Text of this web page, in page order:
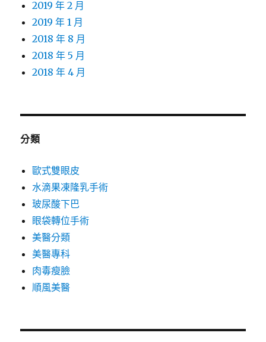
2019 年 2 月
2019 年 1 月
2018 年 8 月
2018 年 5 月
2018 年 4 月
分類
歐式雙眼皮
水滴果凍隆乳手術
玻尿酸下巴
眼袋轉位手術
美醫分類
美醫專科
肉毒瘦臉
順風美醫